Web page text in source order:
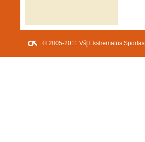
© 2005-2011 VšĮ Ekstremalus Sportas